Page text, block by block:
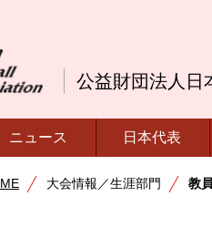
公益財団法人日
ニュース 日本代表
大会情報／生涯部門 教員